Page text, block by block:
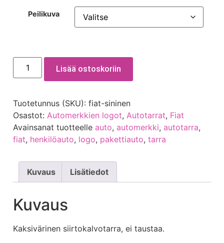
Peilikuva
Lisää ostoskoriin
Tuotetunnus (SKU): fiat-sininen
Osastot: Automerkkien logot, Autotarrat, Fiat
Avainsanat tuotteelle auto, automerkki, autotarra,
fiat, henkilöauto, logo, pakettiauto, tarra
Kuvaus Lisätiedot
Kuvaus
Kaksivärinen siirtokalvotarra, ei taustaa.